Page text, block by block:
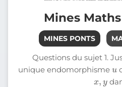
Mines Maths
MINES PONTS
Questions du sujet 1.
unique endomorphisme
u
x,y